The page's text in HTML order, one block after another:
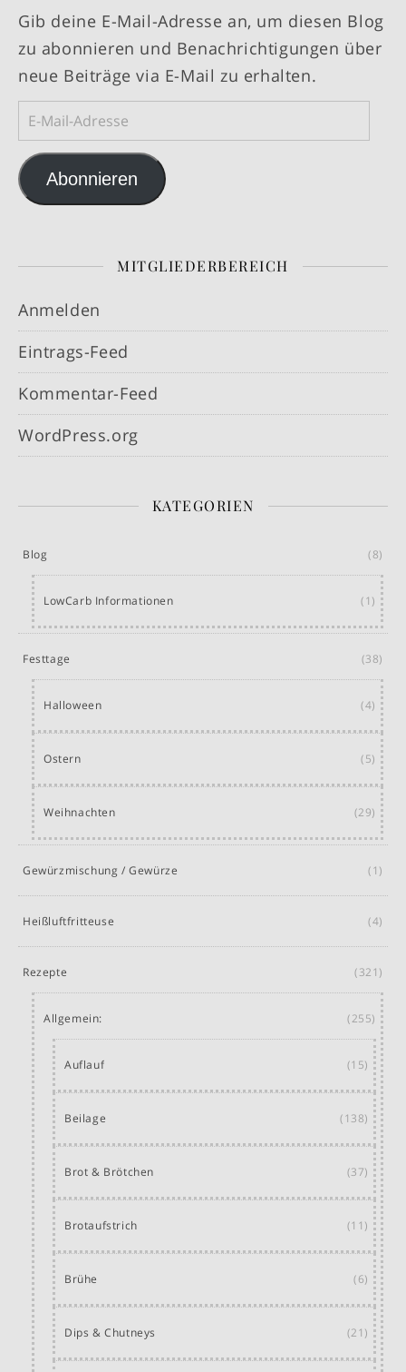
Gib deine E-Mail-Adresse an, um diesen Blog
zu abonnieren und Benachrichtigungen über
neue Beiträge via E-Mail zu erhalten.
E-Mail-Adresse
Abonnieren
MITGLIEDERBEREICH
Anmelden
Eintrags-Feed
Kommentar-Feed
WordPress.org
KATEGORIEN
Blog (8)
LowCarb Informationen (1)
Festtage (38)
Halloween (4)
Ostern (5)
Weihnachten (29)
Gewürzmischung / Gewürze (1)
Heißluftfritteuse (4)
Rezepte (321)
Allgemein: (255)
Auflauf (15)
Beilage (138)
Brot & Brötchen (37)
Brotaufstrich (11)
Brühe (6)
Dips & Chutneys (21)